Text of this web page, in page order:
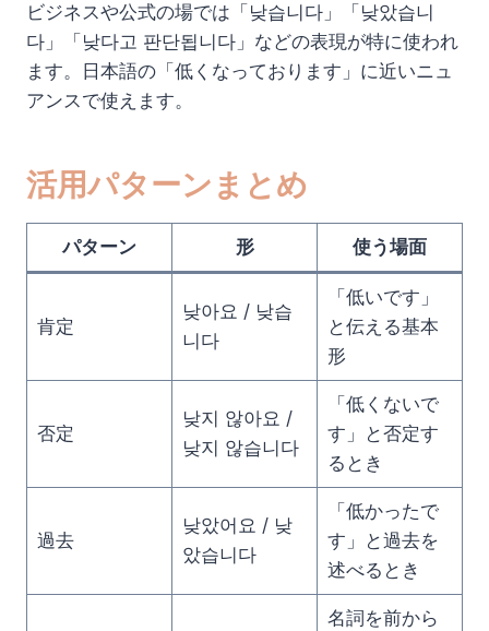
ビジネスや公式の場では「낮습니다」「낮았습니
다」「낮다고 판단됩니다」などの表現が特に使われ
ます。日本語の「低くなっております」に近いニュ
アンスで使えます。
活用パターンまとめ
パターン 形 使う場面
肯定
낮아요 / 낮습
니다
「低いです」
と伝える基本
形
否定
낮지 않아요 /
낮지 않습니다
「低くないで
す」と否定す
るとき
過去
낮았어요 / 낮
았습니다
「低かったで
す」と過去を
述べるとき
名詞を前から